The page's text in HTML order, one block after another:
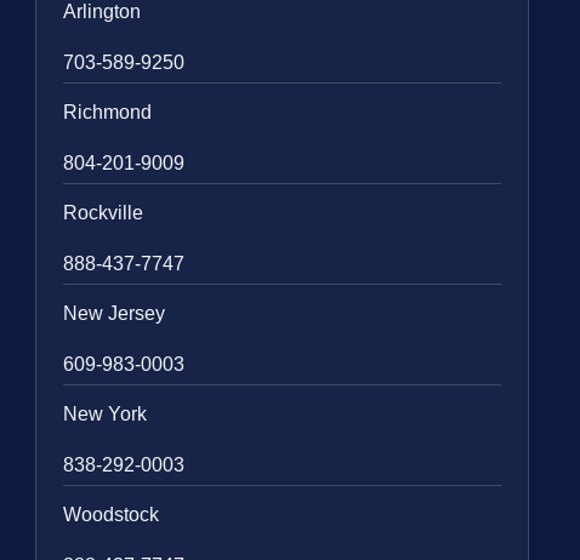
Arlington
703-589-9250
Richmond
804-201-9009
Rockville
888-437-7747
New Jersey
609-983-0003
New York
838-292-0003
Woodstock